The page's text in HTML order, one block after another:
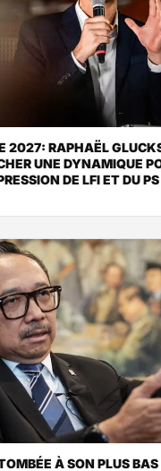
2027: RAPHAËL
UNE DYNAMIQUE
DE LFI ET DU PS
À SON PLUS